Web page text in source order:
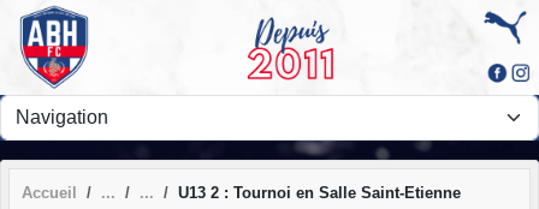
Accueil U13 2 : Tournoi en Salle Saint-Etienne
Panneau de gestion des cookies